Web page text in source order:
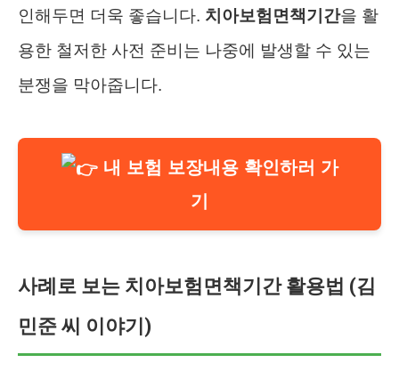
인해두면 더욱 좋습니다. 치아보험면책기간을 활
용한 철저한 사전 준비는 나중에 발생할 수 있는
분쟁을 막아줍니다.
내 보험 보장내용 확인하러 가
기
사례로 보는 치아보험면책기간 활용법 (김
민준 씨 이야기)